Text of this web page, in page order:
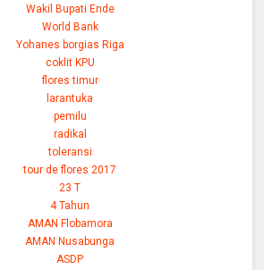
Wakil Bupati Ende
World Bank
Yohanes borgias Riga
coklit KPU
flores timur
larantuka
pemilu
radikal
toleransi
tour de flores 2017
23 T
4 Tahun
AMAN Flobamora
AMAN Nusabunga
ASDP